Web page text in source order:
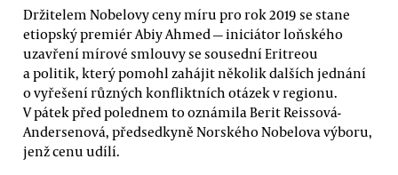
Držitelem Nobelovy ceny míru pro rok 2019 se stane
etiopský premiér Abiy Ahmed — iniciátor loňského
uzavření mírové smlouvy se sousední Eritreou
a politik, který pomohl zahájit několik dalších jednání
o vyřešení různých konfliktních otázek v regionu.
V pátek před polednem to oznámila Berit Reissová-
Andersenová, předsedkyně Norského Nobelova výboru,
jenž cenu udílí.